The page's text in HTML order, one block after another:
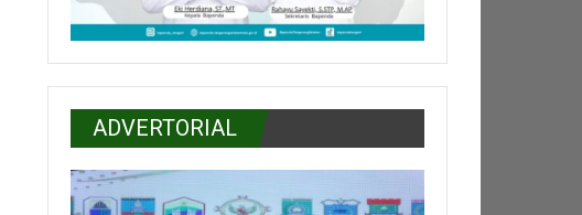
ADVERTORIAL